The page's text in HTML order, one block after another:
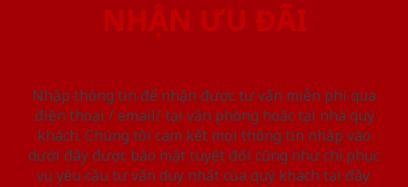
NHẬN ƯU ĐÃI
Nhập thông tin để nhận được tư vấn miễn phí qua
điện thoại / email/ tại văn phòng hoặc tại nhà quý
khách. Chúng tôi cam kết mọi thông tin nhập vào
dưới đây được bảo mật tuyệt đối cũng như chỉ phục
vụ yêu cầu tư vấn duy nhất của quý khách tại đây.